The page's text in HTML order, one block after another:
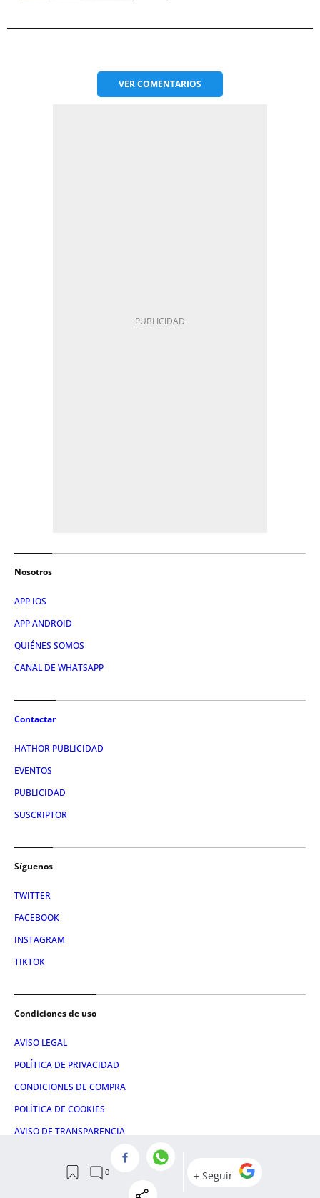
VERCOMENTARIOS
Nosotros
APP IOS
APP ANDROID
QUIÉNES SOMOS
CANAL DE WHATSAPP
Contactar
HATHOR PUBLICIDAD
EVENTOS
PUBLICIDAD
SUSCRIPTOR
Síguenos
TWITTER
FACEBOOK
INSTAGRAM
TIKTOK
Condiciones de uso
AVISO LEGAL
POLÍTICA DE PRIVACIDAD
CONDICIONES DE COMPRA
POLÍTICA DE COOKIES
AVISO DE TRANSPARENCIA